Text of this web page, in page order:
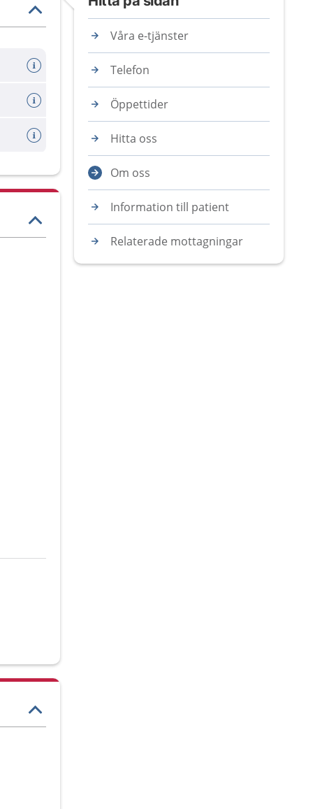
Våra e-tjänster
Telefon
Öppettider
Hitta oss
Om oss
Information till patient
Relaterade mottagningar